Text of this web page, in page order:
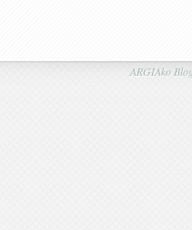
ARGIAko